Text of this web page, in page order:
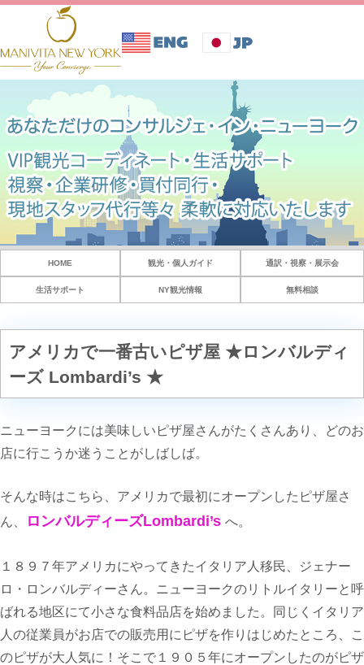
HOME 観光・個人ガイド 通訳・視察・展示会
生活サポート NY観光情報 無料相談
アメリカで一番古いピザ屋 ★ロンバルディ
ーズ Lombardi’s ★
ニューヨークには美味しいピザ屋さんがたくさんあり、どのお
店に行こうか迷うことがしばしば。
そんな時はこちら、アメリカで最初にオープンしたピザ屋さ
ん、
ロンバルディーズLombardi’s へ。
１８９７年アメリカにやってきたイタリア人移民、ジェナー
ロ・ロンバルディーさん。ニューヨークのリトルイタリーと呼
ばれる地区にて小さな食料品店を始めました。同じくイタリア
人の従業員がお店での販売用にピザを作りはじめたところ、こ
のピザが大人気に！そこで１９０５年にオープンしたのがピザ